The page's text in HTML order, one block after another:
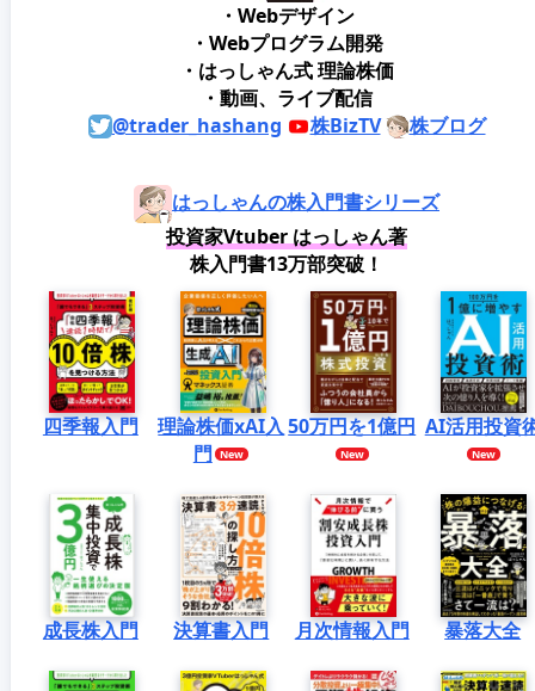
・Webデザイン
・Webプログラム開発
・はっしゃん式 理論株価
・動画、ライブ配信
@trader_hashang
株BizTV 株ブログ
はっしゃんの株入門書シリーズ
投資家Vtuber はっしゃん著
株入門書13万部突破！
四季報入門
理論株価xAI入
門
50万円を1億円 AI活用投資
成長株入門 決算書入門 月次情報入門 暴落大全